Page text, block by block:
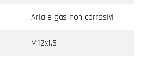
Aria e gas non corrosivi
M12x1,5